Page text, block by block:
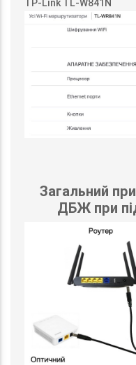
TP-Link TL-W841N
Загальний
ДБЖ при